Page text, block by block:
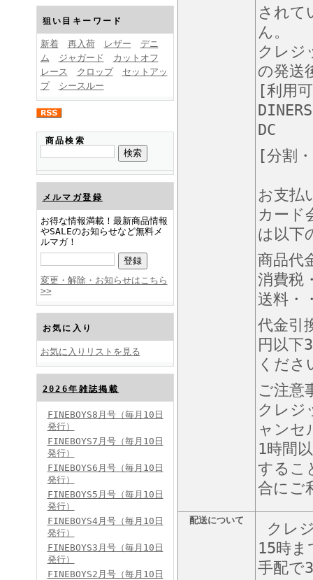
FINEBOYS2024年12月号
FINEBOYS2024年11月号
FINEBOYS2024年10月号
FINEBOYS2024年9月号
狙い目キーワード
新着 再入荷 レザー
デニ
ム
ジャガード
カットオフ
レース
クロップ
セットアッ
プ
シースルー
商品検索
メルマガ登録
お得な情報満載！最新商品情報
やSALEのお知らせなど無料メ
ルマガ！
変更・解除・お知らせはこちら
>>
お気に入り
お気に入りリストを見る
2026年雑誌掲載
FINEBOYS8月号（毎月10日
発行）
FINEBOYS7月号（毎月10日
発行）
FINEBOYS6月号（毎月10日
発行）
FINEBOYS5月号（毎月10日
発行）
FINEBOYS4月号（毎月10日
発行）
FINEBOYS3月号（毎月10日
発行）
FINEBOYS2月号（毎月10日
されて
ん。
クレジ
の発送
[利用
DC
[分割
お支払
カード
は以下
商品代
消費税
送料・
代金引
円以下
くださ
ご注意
クレジ
ャンセ
1時間
するこ
合にご
配送について
クレ
15時ま
手配で